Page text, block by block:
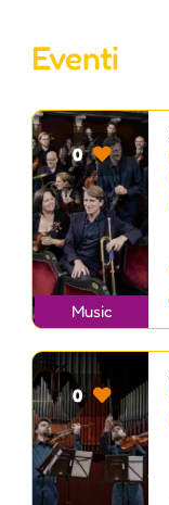
Eventi
0
Music
0